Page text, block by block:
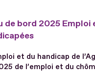
de bord 2025 Emploi
et du handicap de
de l’emploi et du